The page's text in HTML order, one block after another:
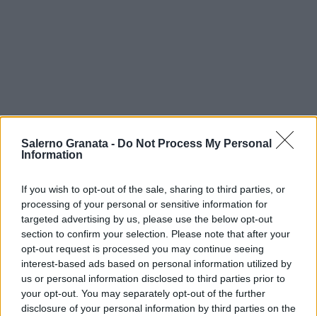
Salerno Granata - Do Not Process My Personal
Information
If you wish to opt-out of the sale, sharing to third parties, or
processing of your personal or sensitive information for
targeted advertising by us, please use the below opt-out
section to confirm your selection. Please note that after your
opt-out request is processed you may continue seeing
interest-based ads based on personal information utilized by
us or personal information disclosed to third parties prior to
your opt-out. You may separately opt-out of the further
disclosure of your personal information by third parties on the